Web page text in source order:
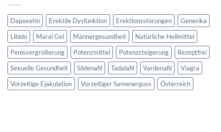
Dapoxetin Erektile Dysfunktion Erektionsstörungen
Generika
Libido
Maral Gel Männergesundheit
Natürliche Heilmittel
Penisvergrößerung
Potenzmittel Potenzsteigerung
Rezeptfrei
Sexuelle Gesundheit
Sildenafil Tadalafil Vardenafil
Viagra
Vorzeitige Ejakulation
Vorzeitiger Samenerguss Österreich